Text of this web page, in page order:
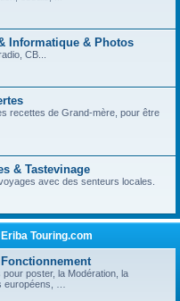
Informatique & Photos
CB...
recettes de Grand-mère, pour être
& Tastevinage
avec des senteurs locales.
Touring.com
poster, la Modération, la
européens, …